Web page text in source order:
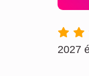
2027